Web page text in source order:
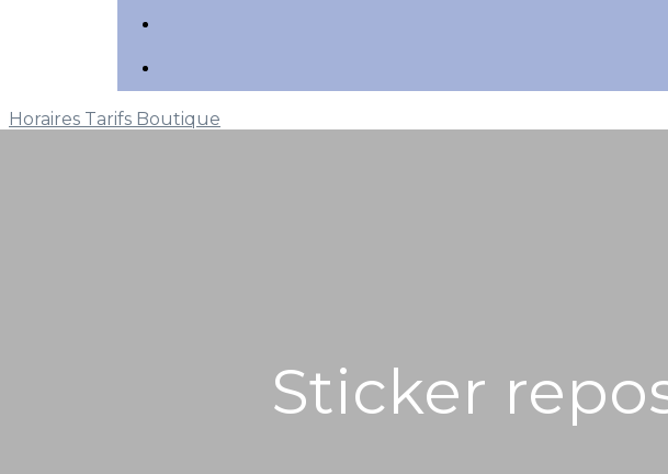
Horaires Tarifs Boutique
Sticker